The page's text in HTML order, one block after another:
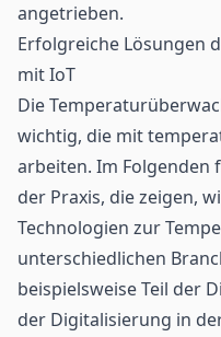
angetrieben.
Erfolgreiche Lösungen
mit IoT
Die
wichtig, die mit
arbeiten. Im Folgenden
der Praxis, die zeigen,
Technologien zur
unterschiedlichen
beispielsweise Teil der
der Digitalisierung in